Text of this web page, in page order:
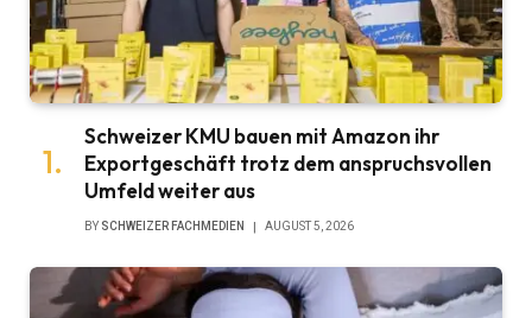
Schweizer KMU bauen mit Amazon ihr
Exportgeschäft trotz dem anspruchsvollen
Umfeld weiter aus
BY SCHWEIZER FACHMEDIEN AUGUST 5, 2026